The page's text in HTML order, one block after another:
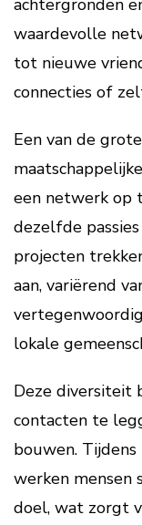
achtergronden
waardevolle
tot nieuwe
connecties of
Een van de
een netwerk op
dezelfde
projecten
aan, variërend
lokale
Deze diversiteit
contacten te
bouwen.
werken mensen
doel, wat zorgt